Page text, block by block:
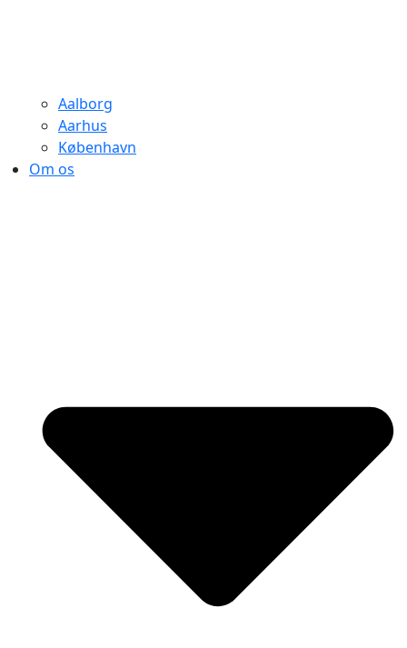
Aalborg
Aarhus
København
Om os